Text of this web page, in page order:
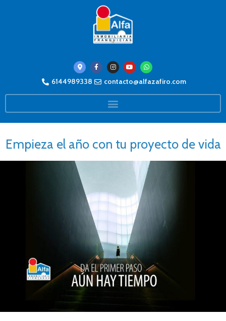
6144989338 contacto@alfazafiro.com
Empieza el año con tu proyecto de vida